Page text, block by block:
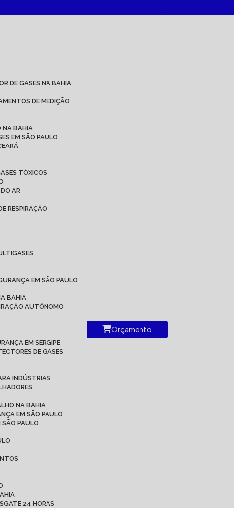
DE GASES NA BAHIA
DE MEDIÇÃO
NA BAHIA
EM SÃO PAULO
TÓXICOS
DO AR
RESPIRAÇÃO
EM SÃO PAULO
BAHIA
AUTÔNOMO
EM SERGIPE
DE GASES
INDÚSTRIAS
NA BAHIA
EM SÃO PAULO
SÃO PAULO
24 HORAS
Orçamento